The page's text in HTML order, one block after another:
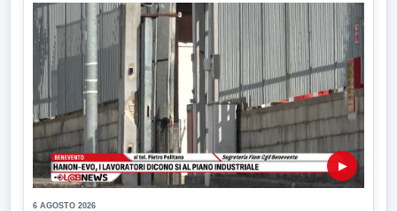
▶
6 AGOSTO 2026